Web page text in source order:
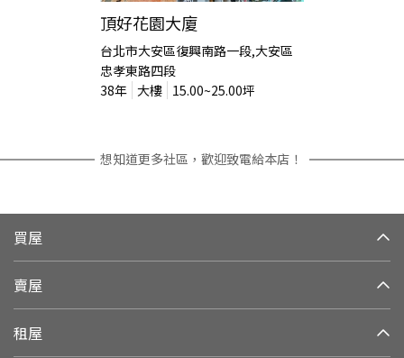
頂好花園大廈
台北市大安區復興南路一段,大安區
忠孝東路四段
38年 大樓 15.00~25.00坪
想知道更多社區，歡迎致電給本店！
買屋
賣屋
租屋